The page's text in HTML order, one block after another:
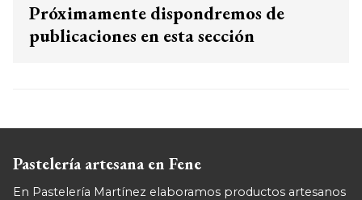
Próximamente dispondremos de
publicaciones en esta sección
Pastelería artesana en Fene
En Pastelería Martínez elaboramos productos artesanos